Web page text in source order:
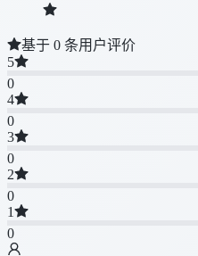
基于 0 条用户评价
5
0
4
0
3
0
2
0
1
0